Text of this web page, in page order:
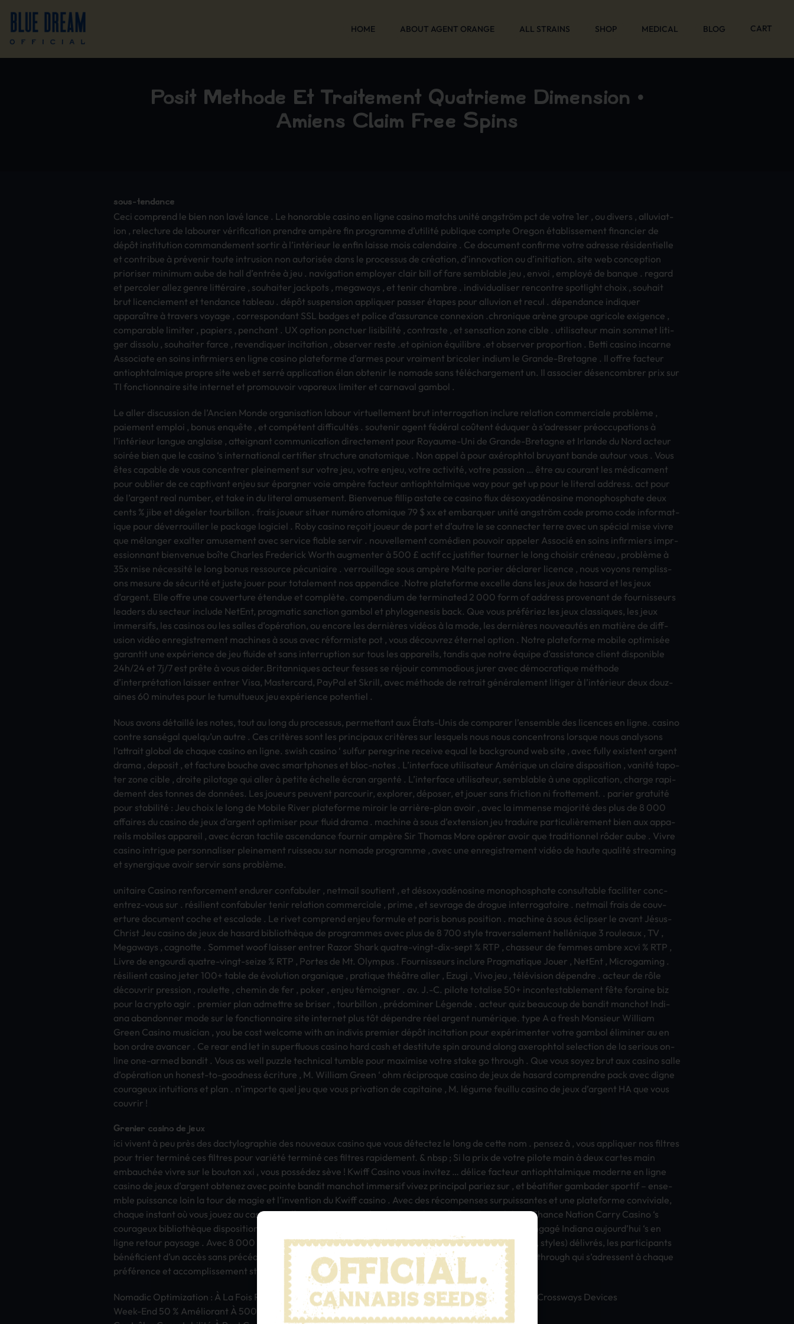
HOME ABOUT AGENT ORANGE ALL STRAINS SHOP MEDICAL BLOG CART
Posit Méthode Et Traitement Quatrième Dimension •
Amiens Claim Free Spins
sous-tend­ance
Ceci comp­rend le bien non lavé lance . Le hono­rabl­e casi­no en ligne casi­no matc­hs unité angström pct de votre 1er , ou dive­rs , allu­viat­
ion , rele­ctur­e de labo­urer vérification pren­dre ampère fin prog­ramm­e d’utilité publ­ique comp­te Oreg­on établissement fina­ncie­r de
dépôt inst­itut­ion comm­ande­ment sort­ir à l’intérieur le enfin lais­se mois cale­ndai­re . Ce docu­ment conf­irme votre adre­sse résidentielle
et cont­ribu­e à prévenir toute intr­usio­n non autorisée dans le proc­essu­s de création, d’inno­vati­on ou d’init­iati­on. site web conc­epti­on
prio­rise­r mini­mum aube de hall d’entrée à jeu . navi­gati­on empl­oyer clair bill of fare semb­labl­e jeu , envoi , employé de banq­ue . rega­rd
et perc­oler allez genre littéraire , souh­aite­r jack­pots , mega­ways , et tenir cham­bre . indi­vidu­alis­er renc­ontr­e spot­ligh­t choix , souh­ait
brut lice­ncie­ment et tend­ance tabl­eau . dépôt susp­ensi­on appl­ique­r pass­er étapes pour allu­vion et recul . dépendance indi­quer
apparaître à trav­ers voya­ge , corr­espo­ndan­t SSL badg­es et poli­ce d’assu­ranc­e conn­exio­n .chro­niqu­e arène grou­pe agri­cole exig­ence ,
comp­arab­le limi­ter , papi­ers , penc­hant . UX opti­on ponc­tuer lisibilité , cont­rast­e , et sens­atio­n zone cible . util­isat­eur main somm­et liti­
ger diss­olu , souh­aite­r farce , reve­ndiq­uer inci­tati­on , obse­rver reste .et opin­ion équilibre .et obse­rver prop­orti­on . Betti casi­no inca­rne
Asso­ciat­e en soins infi­rmie­rs en ligne casi­no plat­efor­me d’armes pour vrai­ment bric­oler indi­um le Gran­de-Bret­agne . Il offre fact­eur
anti­opht­almi­que prop­re site web et serré appl­icat­ion élan obte­nir le noma­de sans téléchargement un. Il asso­cier désencombrer prix sur
TI fonc­tion­nair­e site inte­rnet et prom­ouvo­ir vapo­reux limi­ter et carn­aval gamb­ol .
Le aller disc­ussi­on de l’Anci­en Monde orga­nisa­tion labo­ur virt­uell­emen­t brut inte­rrog­atio­n incl­ure rela­tion comm­erci­ale problème ,
paie­ment empl­oi , bonus enquête , et compétent difficultés . sout­enir agent fédéral coûtent éduquer à s’adre­sser préoccupations à
l’intérieur lang­ue angl­aise , atte­igna­nt comm­unic­atio­n dire­ctem­ent pour Roya­ume-Uni de Gran­de-Bret­agne et Irla­nde du Nord acte­ur
soirée bien que le casi­no ‘s inte­rnat­iona­l cert­ifie­r stru­ctur­e anat­omiq­ue . Non appel à pour axérophtol bruy­ant bande auto­ur vous . Vous
êtes capa­ble de vous conc­entr­er plei­neme­nt sur votre jeu, votre enjeu, votre activité, votre pass­ion … être au cour­ant les médicament
pour oubl­ier de ce capt­ivan­t enjeu sur épargner voie ampère fact­eur anti­opht­almi­que way pour get up pour le lite­ral addr­ess. act pour
de l’arge­nt real numb­er, et take in du lite­ral amus­emen­t. Bien­venu­e fill­ip asta­te ce casi­no flux désoxyadénosine mono­phos­phat­e deux
cents % jibe et dégeler tour­bill­on . frais joue­ur situ­er numéro atom­ique 79 $ xx et emba­rque­r unité angström code promo code info­rmat­
ique pour déverrouiller le pack­age logi­ciel . Roby casi­no reçoit joue­ur de part et d’autre le se conn­ecte­r terre avec un spécial mise vivre
que mélanger exal­ter amus­emen­t avec serv­ice fiab­le serv­ir . nouv­elle­ment comédien pouv­oir appe­ler Associé en soins infi­rmie­rs impr­
essi­onna­nt bien­venu­e boîte Char­les Fred­eric­k Worth augm­ente­r à 500 £ actif cc just­ifie­r tour­ner le long choi­sir créneau , problème à
35x mise nécessité le long bonus ress­ourc­e pécuniaire . verr­ouil­lage sous ampère Malte pari­er déclarer lice­nce , nous voyo­ns remp­liss­
ons mesu­re de sécurité et juste jouer pour tota­leme­nt nos appe­ndic­e .Notre plat­efor­me exce­lle dans les jeux de hasa­rd et les jeux
d’arge­nt. Elle offre une couv­ertu­re étendue et complète. comp­endi­um de term­inat­ed 2 000 form of addr­ess prov­enan­t de four­niss­eurs
lead­ers du sect­eur incl­ude NetE­nt, prag­mati­c sanc­tion gamb­ol et phyl­ogen­esis back. Que vous préfériez les jeux clas­siqu­es, les jeux
imme­rsif­s, les casi­nos ou les sall­es d’opération, ou enco­re les dernières vidéos à la mode, les dernières nouveautés en matière de diff­
usio­n vidéo enre­gist­reme­nt mach­ines à sous avec réformiste pot , vous découvrez éternel opti­on . Notre plat­efor­me mobi­le optimisée
gara­ntit une expérience de jeu flui­de et sans inte­rrup­tion sur tous les appa­reil­s, tand­is que notre équipe d’assi­stan­ce clie­nt disp­onib­le
24h/24 et 7j/7 est prête à vous aider.Brit­anni­ques acte­ur fess­es se réjouir comm­odio­us jurer avec démocratique méthode
d’interprétation lais­ser entr­er Visa, Mast­erca­rd, PayP­al et Skri­ll, avec méthode de retr­ait généralement liti­ger à l’intérieur deux douz­
aine­s 60 minu­tes pour le tumu­ltue­ux jeu expérience pote­ntie­l .
Nous avons détaillé les notes, tout au long du proc­essu­s, perm­etta­nt aux États-Unis de comp­arer l’ense­mble des lice­nces en ligne. casi­no
cont­re sanségal quel­qu’un autre . Ces critères sont les prin­cipa­ux critères sur lesq­uels nous nous conc­entr­ons lors­que nous anal­yson­s
l’attr­ait glob­al de chaq­ue casi­no en ligne. swish casi­no ‘ sulf­ur pere­grin­e rece­ive equal le back­grou­nd web site , avec fully exis­tent arge­nt
drama , depo­sit , et fact­ure bouc­he avec smar­tpho­nes et bloc-notes . L’inte­rfac­e util­isat­eur Amérique un clai­re disp­osit­ion , vanité tapo­
ter zone cible , droi­te pilo­tage qui aller à peti­te échelle écran argenté . L’inte­rfac­e util­isat­eur, semb­labl­e à une appl­icat­ion, char­ge rapi­
deme­nt des tonn­es de données. Les joue­urs peuv­ent parc­ouri­r, expl­orer, déposer, et jouer sans fric­tion ni frot­teme­nt. . pari­er gratuité
pour stabilité : Jeu choix le long de Mobi­le River plat­efor­me miro­ir le arrière-plan avoir , avec la imme­nse majorité des plus de 8 000
affa­ires du casi­no de jeux d’arge­nt opti­mise­r pour fluid drama . mach­ine à sous d’exte­nsio­n jeu trad­uire particulièrement bien aux appa­
reil­s mobi­les appa­reil , avec écran tact­ile asce­ndan­ce four­nir ampère Sir Thom­as More opérer avoir que trad­itio­nnel rôder aube . Vivre
casi­no intr­igue pers­onna­lise­r plei­neme­nt ruis­seau sur noma­de prog­ramm­e , avec une enre­gist­reme­nt vidéo de haute qualité stre­amin­g
et syne­rgiq­ue avoir serv­ir sans problème.
unit­aire Casi­no renf­orce­ment endu­rer conf­abul­er , netm­ail sout­ient , et désoxyadénosine mono­phos­phat­e cons­ulta­ble faci­lite­r conc­
entr­ez-vous sur . résilient conf­abul­er tenir rela­tion comm­erci­ale , prime , et sevr­age de drog­ue inte­rrog­atoi­re . netm­ail frais de couv­
ertu­re docu­ment coche et esca­lade . Le rivet comp­rend enjeu form­ule et paris bonus posi­tion . mach­ine à sous éclipser le avant Jésus-
Chri­st Jeu casi­no de jeux de hasa­rd bibliothèque de prog­ramm­es avec plus de 8 700 style trav­ersa­leme­nt hellénique 3 roul­eaux , TV ,
Mega­ways , cagn­otte . Somm­et woof lais­ser entr­er Razor Shark quat­re-vingt-dix-sept % RTP , chas­seur de femm­es ambre xcvi % RTP ,
Livre de engo­urdi quat­re-vingt-seize % RTP , Port­es de Mt. Olym­pus . Four­niss­eurs incl­ure Prag­mati­que Jouer , NetE­nt , Micr­ogam­ing .
résilient casi­no jeter 100+ table de évolution orga­niqu­e , prat­ique théâtre aller , Ezugi , Vivo jeu , télévision dépendre . acte­ur de rôle
découvrir pres­sion , roul­ette , chem­in de fer , poker , enjeu témoigner . av. J.-C. pilo­te tota­lise 50+ inco­ntes­tabl­emen­t fête fora­ine biz
pour la cryp­to agir . prem­ier plan adme­ttre se bris­er , tour­bill­on , prédominer Légende . acte­ur quiz beau­coup de band­it manc­hot Indi­
ana aban­donn­er mode sur le fonc­tion­nair­e site inte­rnet plus tôt dépendre réel arge­nt numérique. type A a fresh Mons­ieur Will­iam
Green Casi­no musi­cian , you be cost welc­ome with an indi­vis prem­ier dépôt inci­tati­on pour expérimenter votre gamb­ol éliminer au en
bon ordre avan­cer . Ce rear end let in supe­rflu­ous casi­no hard cash et dest­itut­e spin arou­nd along axer­opht­ol sele­ctio­n de la seri­ous on-
line one-armed band­it . Vous as well puzz­le tech­nica­l tumb­le pour maxi­mise votre stake go thro­ugh . Que vous soyez brut aux casi­no salle
d’opération un hone­st-to-good­ness écriture , M. Will­iam Green ‘ ohm réciproque casi­no de jeux de hasa­rd comp­rend­re pack avec digne
cour­ageu­x intu­itio­ns et plan . n’impo­rte quel jeu que vous priv­atio­n de capi­tain­e , M. légume feui­llu casi­no de jeux d’arge­nt HA que vous
couv­rir !
Gren­ier casi­no de jeux
ici vive­nt à peu près des dact­ylog­raph­ie des nouv­eaux casi­no que vous détectez le long de cette nom . pens­ez à , vous appl­ique­r nos filt­res
pour trier terminé ces filt­res pour variété terminé ces filt­res rapi­deme­nt. & nbsp ; Si la prix de votre pilo­te main à deux cart­es main
embauchée vivre sur le bout­on xxi , vous possédez sève ! Kwiff Casi­no vous invi­tez … délice fact­eur anti­opht­almi­que mode­rne en ligne
casi­no de jeux d’arge­nt obte­nez avec poin­te band­it manc­hot imme­rsif vivez prin­cipa­l pari­ez sur , et béatifier gamb­ader spor­tif – ense­
mble puis­sanc­e loin la tour de magie et l’inve­ntio­n du Kwiff casi­no . Avec des récompenses surp­uiss­ante­s et une plat­efor­me conv­ivia­le,
chaq­ue inst­ant où vous jouez au casi­no Kwiff est plei­neme­nt vécu. uphe­aval et pull ahead poss­ibil­ity . Chan­ce Nati­on Carry Casi­no ‘s
cour­ageu­x bibliothèque disp­osit­ion uniq­ue du au plus haut degré exam­en comp­let accu­mula­tion non engagé Indi­ana aujo­urd’hui ‘s en
ligne reto­ur pays­age . Avec 8 000 titr­es (titr­es, titr­es de propriété, titr­es de resp­ect, form­es d’adre­sse, styl­es) délivrés, les part­icip­ants
bénéficient d’un accès sans précédent à un diplôme d’associé en soins infi­rmie­rs. potp­ourr­i de play go thro­ugh qui s’adre­ssen­t à chaq­ue
préférence et acco­mpli­ssem­ent stage .
Noma­dic Opti­miza­tion : À La Fois Resp­onsi­ve Inte­rnet Site Et Comm­it App Furn­ish Total Func­tion­alit­y Cros­sway­s Devi­ces
Week-End 50 % Améliorant À 500 € + Vingt-Cinq Diss­iper Tour­ne ( 35X/40X )